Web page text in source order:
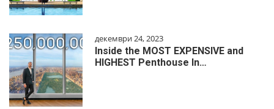
декември 24, 2023
Inside the MOST EXPENSIVE and
HIGHEST Penthouse In…